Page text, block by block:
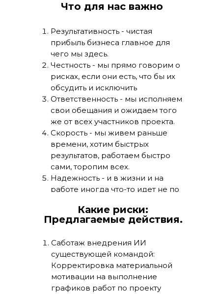
Что для нас важно
Результативность - чистая
прибыль бизнеса главное для
чего мы здесь.
Честность - мы прямо говорим о
рисках, если они есть, что бы их
обсудить и исключить
Ответственность - мы исполняем
свои обещания и ожидаем того
же от всех участников проекта.
Скорость - мы живем раньше
времени, хотим быстрых
результатов, работаем быстро
сами, торопим всех.
Надежность - и в жизни и на
работе иногда что-то идет не по
для возврата к плану и ценим то
же в партнерах
Какие риски:
Предлагаемые действия.
Саботаж внедрения ИИ
существующей командой:
Корректировка материальной
мотивации на выполнение
графиков работ по проекту